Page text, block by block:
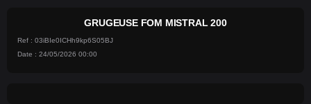
GRUGEUSE FOM MISTRAL 200
Ref : 03iBIe0ICHh9kp6S05BJ
Date : 24/05/2026 00:00